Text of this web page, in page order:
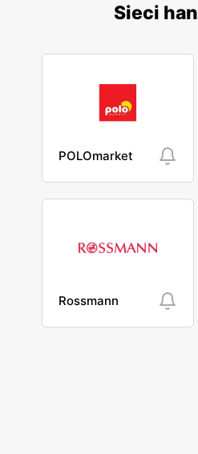
Sieci
POLOmarket
Rossmann